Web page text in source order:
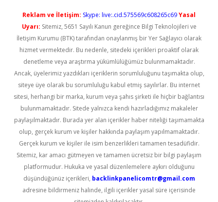
Reklam ve İletişim: Skype: live:.cid.575569c608265c69Yasal
Uyarı: Sitemiz, 5651 Sayılı Kanun gereğince Bilgi Teknolojileri ve
İletişim Kurumu (BTK) tarafından onaylanmış bir Yer Sağlayıcı olarak
hizmet vermektedir. Bu nedenle, sitedeki içerikleri proaktif olarak
denetleme veya araştırma yükümlülüğümüz bulunmamaktadır.
Ancak, üyelerimiz yazdıkları içeriklerin sorumluluğunu taşımakta olup,
siteye üye olarak bu sorumluluğu kabul etmiş sayılırlar. Bu internet
sitesi, herhangi bir marka, kurum veya şahıs şirketi ile hiçbir bağlantısı
bulunmamaktadır. Sitede yalnızca kendi hazırladığımız makaleler
paylaşılmaktadır. Burada yer alan içerikler haber niteliği taşımamakta
olup, gerçek kurum ve kişiler hakkında paylaşım yapılmamaktadır.
Gerçek kurum ve kişiler ile isim benzerlikleri tamamen tesadüfidir.
Sitemiz, kar amacı gütmeyen ve tamamen ücretsiz bir bilgi paylaşım
platformudur. Hukuka ve yasal düzenlemelere aykırı olduğunu
düşündüğünüz içerikleri, backlinkpanelicomtr@gmail.com
adresine bildirmeniz halinde, ilgili içerikler yasal süre içerisinde